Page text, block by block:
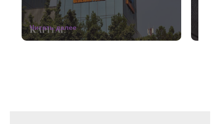
Читать далее